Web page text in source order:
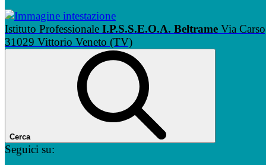
Istituto Professionale I.P.S.S.E.O.A. Beltrame Via
31029 Vittorio Veneto (TV)
Cerca
Seguici su: